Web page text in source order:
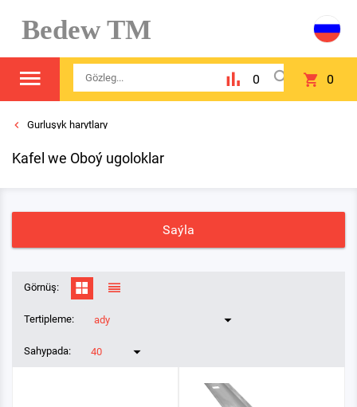
Bedew TM
0 0
Gurluşyk harytlary
Kafel we Oboý ugoloklar
Saýla
Görnüş:
Tertipleme: ady
Sahypada: 40